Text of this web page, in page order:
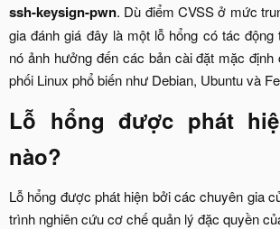
ssh-keysign-pwn. Dù điểm CVSS ở mức
gia đánh giá đây là một lỗ hổng có tác
nó ảnh hưởng đến các bản cài đặt mặc định
phối Linux phổ biến như Debian, Ubuntu và
Lỗ hổng được phát
nào?​
Lỗ hổng được phát hiện bởi các chuyên gia
trình nghiên cứu cơ chế quản lý đặc quyền